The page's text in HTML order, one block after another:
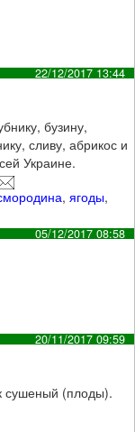
22/12/2017 13:44
бузину,
сливу, абрикос и
Украине.
,ягоды,
05/12/2017 08:58
20/11/2017 09:59
сушеный (плоды).